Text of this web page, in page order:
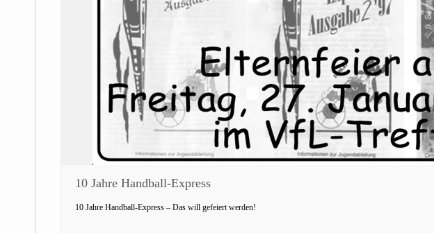
10 Jahre Handball-Express
10 Jahre Handball-Express – Das will gefeiert werden!